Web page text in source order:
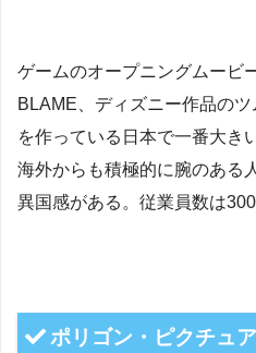
ゲームのオープニングムービ
BLAME、ディズニー作品の
を作っている日本で一番大き
海外からも積極的に腕のある
異国感がある。従業員数は
ポリゴン・ピクチュ